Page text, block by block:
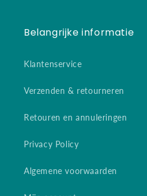
Belangrijke informatie
Klantenservice
Verzenden & retourneren
Retouren en annuleringen
Privacy Policy
Algemene voorwaarden